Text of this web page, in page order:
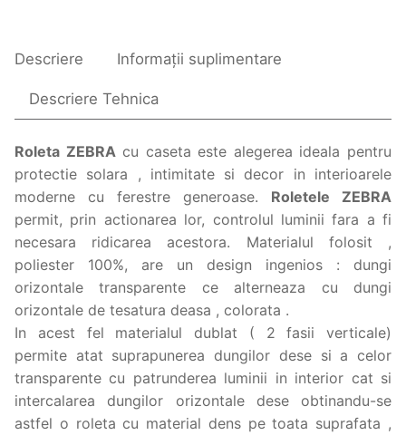
Descriere Informații suplimentare
Descriere Tehnica
Roleta ZEBRA cu caseta este alegerea ideala pentru
protectie solara , intimitate si decor in interioarele
moderne cu ferestre generoase. Roletele ZEBRA
permit, prin actionarea lor, controlul luminii fara a fi
necesara ridicarea acestora. Materialul folosit ,
poliester 100%, are un design ingenios : dungi
orizontale transparente ce alterneaza cu dungi
orizontale de tesatura deasa , colorata .
In acest fel materialul dublat ( 2 fasii verticale)
permite atat suprapunerea dungilor dese si a celor
transparente cu patrunderea luminii in interior cat si
intercalarea dungilor orizontale dese obtinandu-se
astfel o roleta cu material dens pe toata suprafata ,